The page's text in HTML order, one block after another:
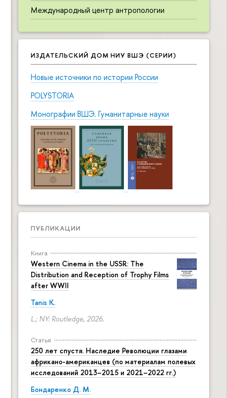
Международный центр антропологии
ИЗДАТЕЛЬСКИЙ ДОМ НИУ ВШЭ (СЕРИИ)
Новые источники по истории России
POLYSTORIA
Монографии ВШЭ. Гуманитарные науки
ПУБЛИКАЦИИ
Книга
Western Cinema in the USSR: The
Distribution and Reception of Trophy Films
after WWII
Tanis K.
L.; NY: Routledge, 2026.
Статья
250 лет спустя. Наследие Революции глазами
африкано-американцев (по материалам полевых
исследований 2013–2015 и 2021–2022 гг.)
Бондаренко Д. М.